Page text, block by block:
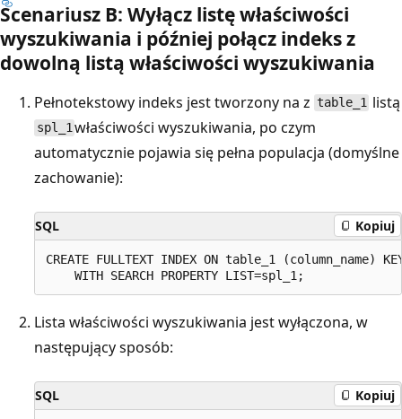
Scenariusz B: Wyłącz listę właściwości
wyszukiwania i później połącz indeks z
dowolną listą właściwości wyszukiwania
Pełnotekstowy indeks jest tworzony na z table_1 listą
spl_1właściwości wyszukiwania, po czym
automatycznie pojawia się pełna populacja (domyślne
zachowanie):
SQL Kopiuj
CREATE FULLTEXT INDEX ON table_1 (column_name)
Lista właściwości wyszukiwania jest wyłączona, w
następujący sposób:
SQL Kopiuj